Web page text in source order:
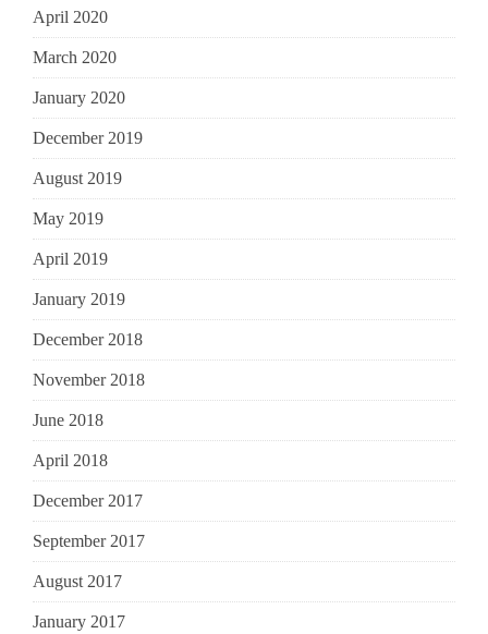
April 2020
March 2020
January 2020
December 2019
August 2019
May 2019
April 2019
January 2019
December 2018
November 2018
June 2018
April 2018
December 2017
September 2017
August 2017
January 2017